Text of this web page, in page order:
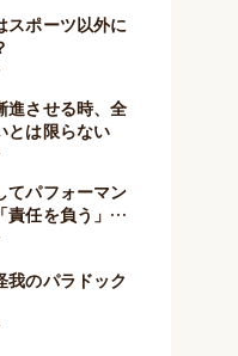
スポーツ以外に
進させる時、全
とは限らない
てパフォーマン
責任を負う」の
我のパラドック